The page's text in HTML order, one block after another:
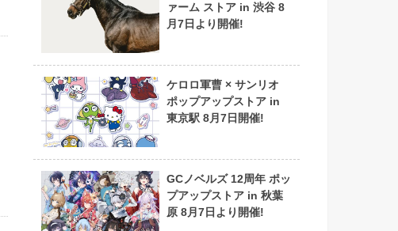
ァーム ストア in 渋谷 8
月7日より開催!
ケロロ軍曹 × サンリオ
ポップアップストア in
東京駅 8月7日開催!
GCノベルズ 12周年 ポッ
プアップストア in 秋葉
原 8月7日より開催!